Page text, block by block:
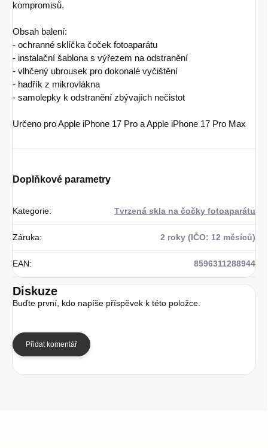
kompromisů.
Obsah balení:
- ochranné sklíčka čoček fotoaparátu
- instalační šablona s výřezem na odstranění
- vlhčený ubrousek pro dokonalé vyčištění
- hadřík z mikrovlákna
- samolepky k odstranění zbývajích nečistot
Určeno pro Apple iPhone 17 Pro a Apple iPhone 17 Pro Max
Doplňkové parametry
Kategorie: Tvrzená skla na čočky fotoaparátu
Záruka: 2 roky (IČO: 12 měsíců)
EAN: 8596311288944
Diskuze
Buďte první, kdo napíše příspěvek k této položce.
Přidat komentář